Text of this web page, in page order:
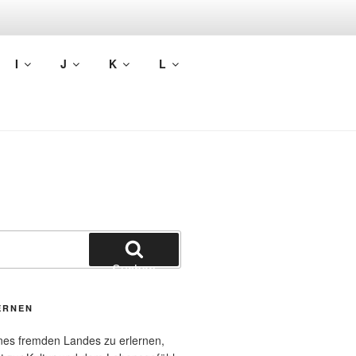
I J K L
Suchen
fremden Landes zu erlernen,